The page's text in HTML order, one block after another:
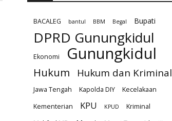
BACALEG bantul BBM Begal Bupati
DPRD Gunungkidul
Ekonomi Gunungkidul
Hukum Hukum dan Kriminal
Jawa Tengah Kapolda DIY
Kecelakaan
Kementerian
KPU KPUD
Kriminal